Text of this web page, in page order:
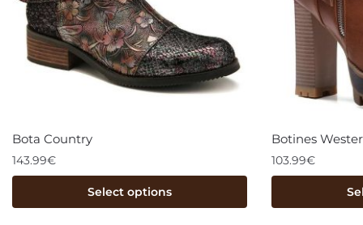
Bota Country
143.99€
Select options
Botines
103.99€